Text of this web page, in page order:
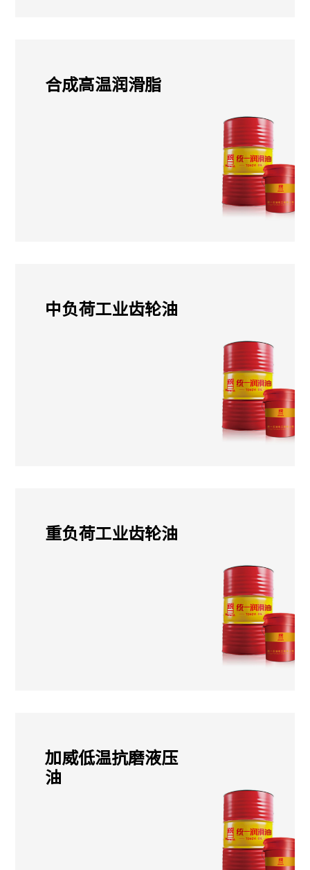
合成高温润滑脂
中负荷工业齿轮油
重负荷工业齿轮油
加威低温抗磨液压
油